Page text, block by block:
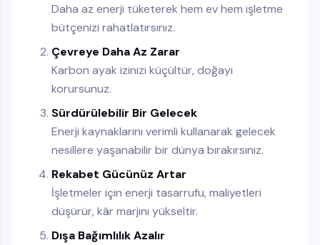
Daha az enerji tüketerek hem ev hem işletme
bütçenizi rahatlatırsınız.
Çevreye Daha Az Zarar
Karbon ayak izinizi küçültür, doğayı
korursunuz.
Sürdürülebilir Bir Gelecek
Enerji kaynaklarını verimli kullanarak gelecek
nesillere yaşanabilir bir dünya bırakırsınız.
Rekabet Gücünüz Artar
İşletmeler için enerji tasarrufu, maliyetleri
düşürür, kâr marjını yükseltir.
Dışa Bağımlılık Azalır